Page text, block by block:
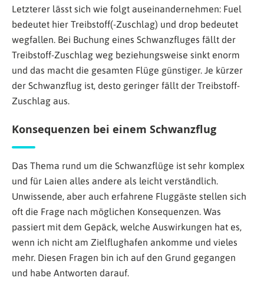
Letzterer lässt sich wie folgt auseinandernehmen: Fuel
bedeutet hier Treibstoff(-Zuschlag) und drop bedeutet
wegfallen. Bei Buchung eines Schwanzfluges fällt der
Treibstoff-Zuschlag weg beziehungsweise sinkt enorm
und das macht die gesamten Flüge günstiger. Je kürzer
der Schwanzflug ist, desto geringer fällt der Treibstoff-
Zuschlag aus.
Konsequenzen bei einem Schwanzflug
Das Thema rund um die Schwanzflüge ist sehr komplex
und für Laien alles andere als leicht verständlich.
Unwissende, aber auch erfahrene Fluggäste stellen sich
oft die Frage nach möglichen Konsequenzen. Was
passiert mit dem Gepäck, welche Auswirkungen hat es,
wenn ich nicht am Zielflughafen ankomme und vieles
mehr. Diesen Fragen bin ich auf den Grund gegangen
und habe Antworten darauf.